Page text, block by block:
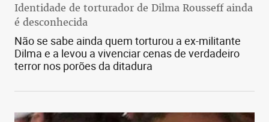
Identidade de torturador de Dilma Rousseff ainda
é desconhecida
Não se sabe ainda quem torturou a ex-militante
Dilma e a levou a vivenciar cenas de verdadeiro
terror nos porões da ditadura